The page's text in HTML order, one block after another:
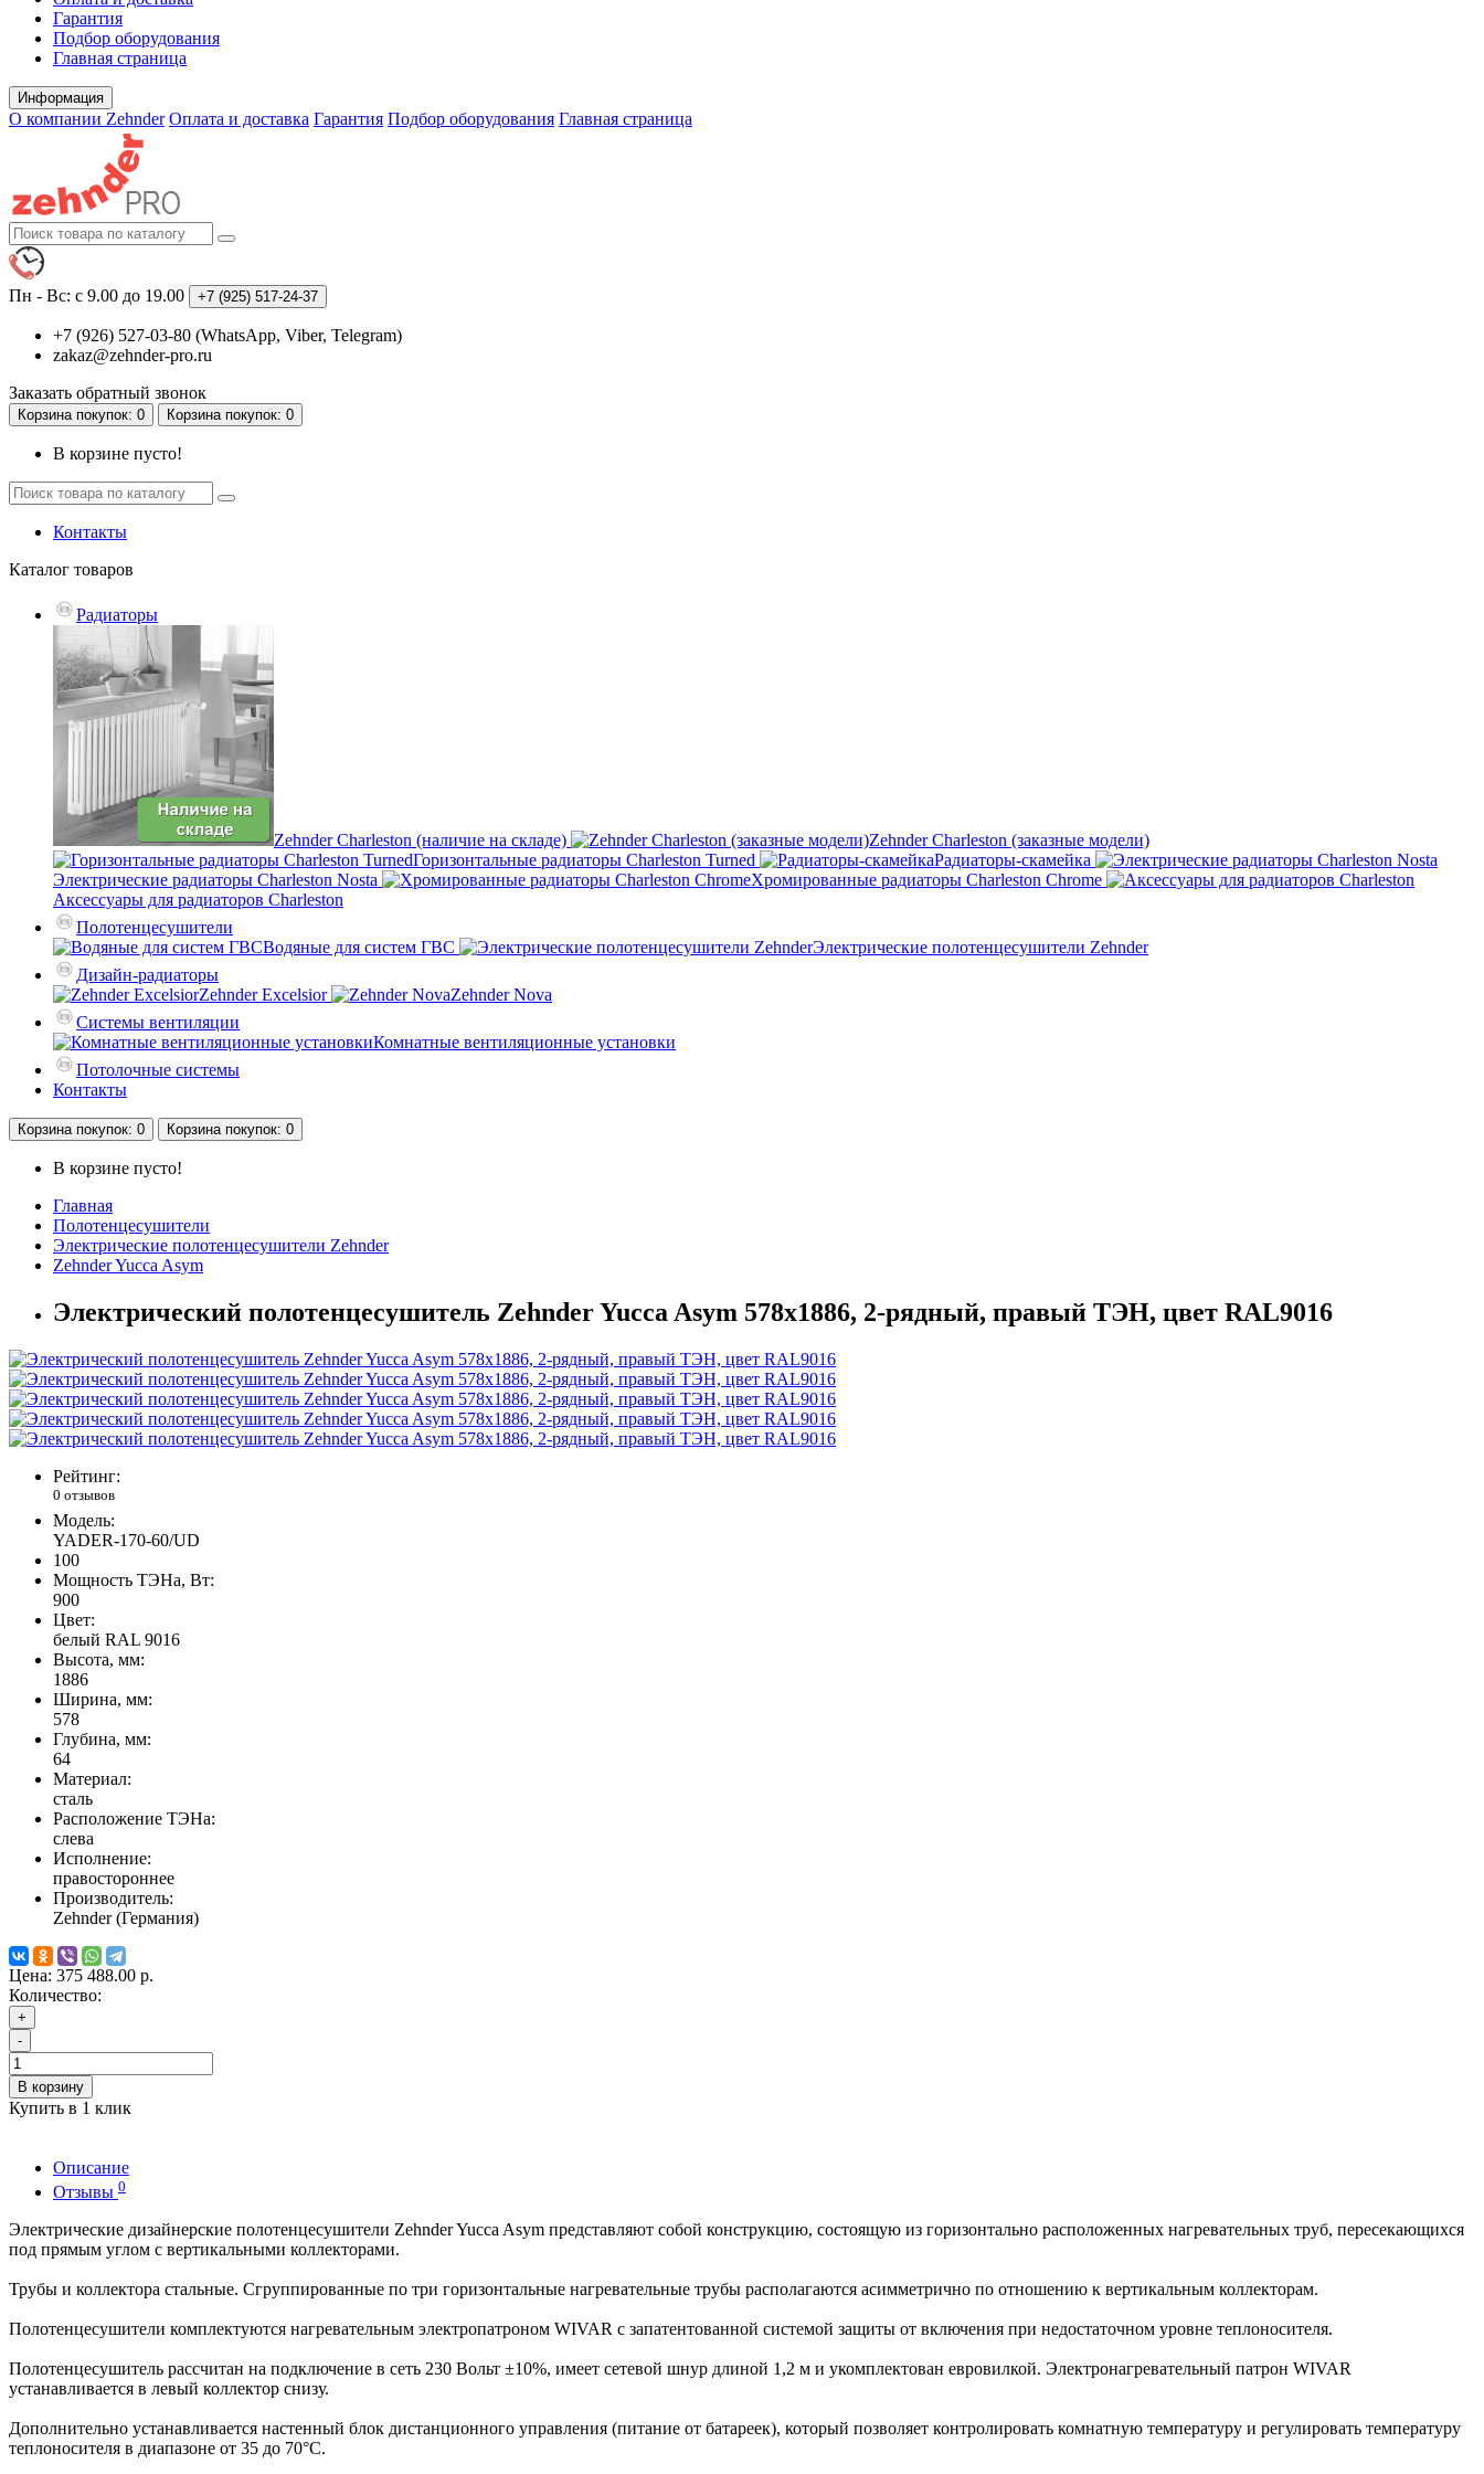
Гарантия
Подбор оборудования
Главная страница
Информация
О компании Zehnder Оплата и доставка Гарантия Подбор оборудования Главная страница
Пн - Вс: с 9.00 до 19.00 +7 (925) 517-24-37
+7 (926) 527-03-80 (WhatsApp, Viber, Telegram)
zakaz@zehnder-pro.ru
Заказать обратный звонок
Корзинапокупок: 0 Корзинапокупок: 0
В корзине пусто!
Контакты
Каталог товаров
Радиаторы
Zehnder Charleston (наличие на складе)
Zehnder Charleston (заказные модели)
Горизонтальные радиаторы Charleston Turned
Радиаторы-скамейка
Электрические радиаторы Charleston Nosta
Хромированные радиаторы Charleston Chrome
Аксессуары для радиаторов Charleston
Полотенцесушители
Водяные для систем ГВС
Электрические полотенцесушители Zehnder
Дизайн-радиаторы
Zehnder Excelsior
Zehnder Nova
Системы вентиляции
Комнатные вентиляционные установки
Потолочные системы
Контакты
Корзинапокупок: 0 Корзинапокупок: 0
В корзине пусто!
Главная
Полотенцесушители
Электрические полотенцесушители Zehnder
Zehnder Yucca Asym
Электрический полотенцесушитель Zehnder Yucca Asym 578х1886, 2-рядный, правый ТЭН, цвет RAL9016
Рейтинг:
0 отзывов
Модель:
YADER-170-60/UD
100
Мощность ТЭНа, Вт:
900
Цвет:
белый RAL 9016
Высота, мм:
1886
Ширина, мм:
578
Глубина, мм:
64
Материал:
сталь
Расположение ТЭНа:
слева
Исполнение:
правостороннее
Производитель:
Zehnder (Германия)
Цена: 375 488.00 р.
Количество:
+
-
В корзину
Купить в 1 клик
Описание
Отзывы 0
Электрические дизайнерские полотенцесушители Zehnder Yucca Asym представляют собой конструкцию, состоящую из горизонтально расположенных нагревательных труб, пересекающихся
под прямым углом с вертикальными коллекторами.
Трубы и коллектора стальные. Сгруппированные по три горизонтальные нагревательные трубы располагаются асимметрично по отношению к вертикальным коллекторам.
Полотенцесушители комплектуются нагревательным электропатроном WIVAR с запатентованной системой защиты от включения при недостаточном уровне теплоносителя.
Полотенцесушитель рассчитан на подключение в сеть 230 Вольт ±10%, имеет сетевой шнур длиной 1,2 м и укомплектован евровилкой. Электронагревательный патрон WIVAR
устанавливается в левый коллектор снизу.
Дополнительно устанавливается настенный блок дистанционного управления (питание от батареек), который позволяет контролировать комнатную температуру и регулировать температуру
теплоносителя в диапазоне от 35 до 70°C.